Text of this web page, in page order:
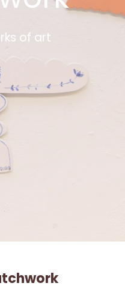
of art